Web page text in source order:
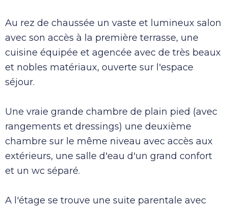
Au rez de chaussée un vaste et lumineux salon
avec son accès à la première terrasse, une
cuisine équipée et agencée avec de très beaux
et nobles matériaux, ouverte sur l'espace
séjour.
Une vraie grande chambre de plain pied (avec
rangements et dressings) une deuxième
chambre sur le même niveau avec accès aux
extérieurs, une salle d'eau d'un grand confort
et un wc séparé.
A l'étage se trouve une suite parentale avec